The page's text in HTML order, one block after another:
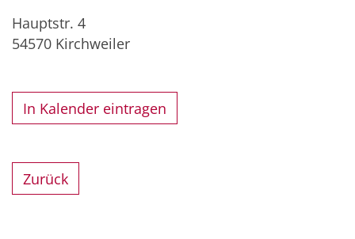
Hauptstr. 4
54570 Kirchweiler
In Kalender eintragen
Zurück